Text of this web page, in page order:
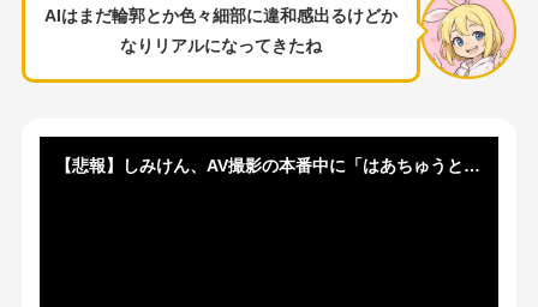
AIはまだ輪郭とか色々細部に違和感出るけどか
なりリアルになってきたね
【悲報】しみけん、AV撮影の本番中に「はあちゅうとどっちが気持ちいい？」と聞かれてチンポが萎える